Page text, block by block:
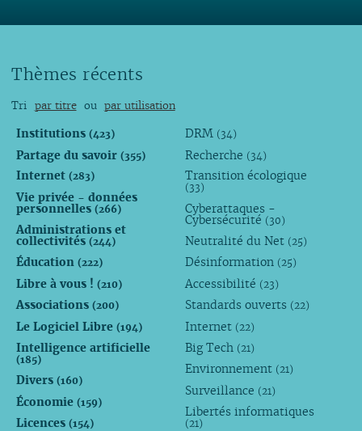
Thèmes récents
Tri par titre ou par utilisation
Institutions (423)
Partage du savoir (355)
Internet (283)
Vie privée - données
personnelles (266)
Administrations et
collectivités (244)
Éducation (222)
Libre à vous ! (210)
Associations (200)
Le Logiciel Libre (194)
Intelligence artificielle
(185)
Divers (160)
Économie (159)
Licences (154)
DRM (34)
Recherche (34)
Transition écologique
(33)
Cyberattaques -
Cybersécurité (30)
Neutralité du Net (25)
Désinformation (25)
Accessibilité (23)
Standards ouverts (22)
Internet (22)
Big Tech (21)
Environnement (21)
Surveillance (21)
Libertés informatiques
(21)